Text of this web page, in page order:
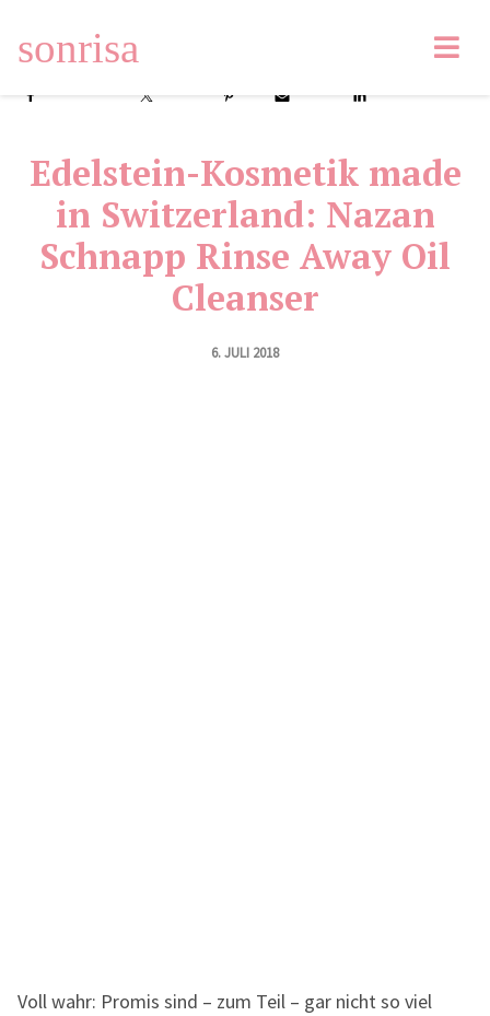
sonrisa
Edelstein-Kosmetik made
in Switzerland: Nazan
Schnapp Rinse Away Oil
Cleanser
6. JULI 2018
Voll wahr: Promis sind – zum Teil – gar nicht so viel